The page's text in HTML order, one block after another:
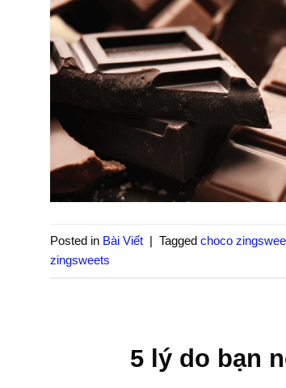
Posted in Bài Viết | Tagged choco
zingsweets
5 lý do bạn